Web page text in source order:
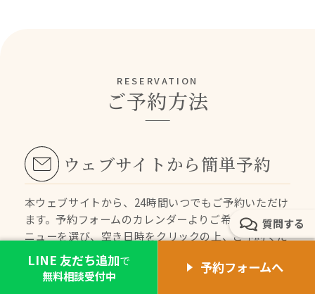
RESERVATION
ご予約方法
ウェブサイトから簡単予約
本ウェブサイトから、24時間いつでもご予約いただけ
ます。予約フォームのカレンダーよりご希望の施術メ
ニューを選び、空き日時をクリックの上、ご予約くだ
さい。
直前のご予約をご希望の場合はお電話でお取りいただ
ける場合がございますのでお問い合わせください。
LINE 友だち追加で
無料相談受付中
予約フォームへ
質問する